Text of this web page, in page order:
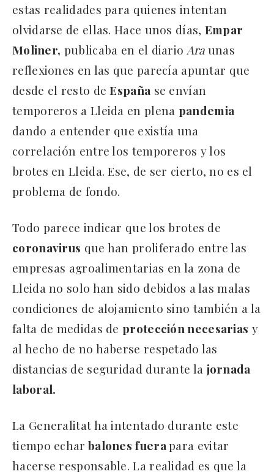
estas realidades para quienes intentan
olvidarse de ellas. Hace unos días, Empar
Moliner, publicaba en el diario Araunas
reflexiones en las que parecía apuntar que
desde el resto deEspaña se envían
temporeros a Lleida en plena pandemia
dando a entender que existía una
correlación entre los temporeros y los
brotes en Lleida. Ese, de ser cierto, no es el
problema de fondo.
Todo parece indicar que los brotes de
coronavirus que han proliferado entre las
empresas agroalimentarias en la zona de
Lleida no solo han sido debidos a las malas
condiciones de alojamiento sino también a la
falta de medidas de protección necesarias y
al hecho de no haberse respetado las
distancias de seguridad durante la jornada
laboral.
La Generalitat ha intentado durante este
tiempo echar balones fuerapara evitar
hacerse responsable. La realidad es que la